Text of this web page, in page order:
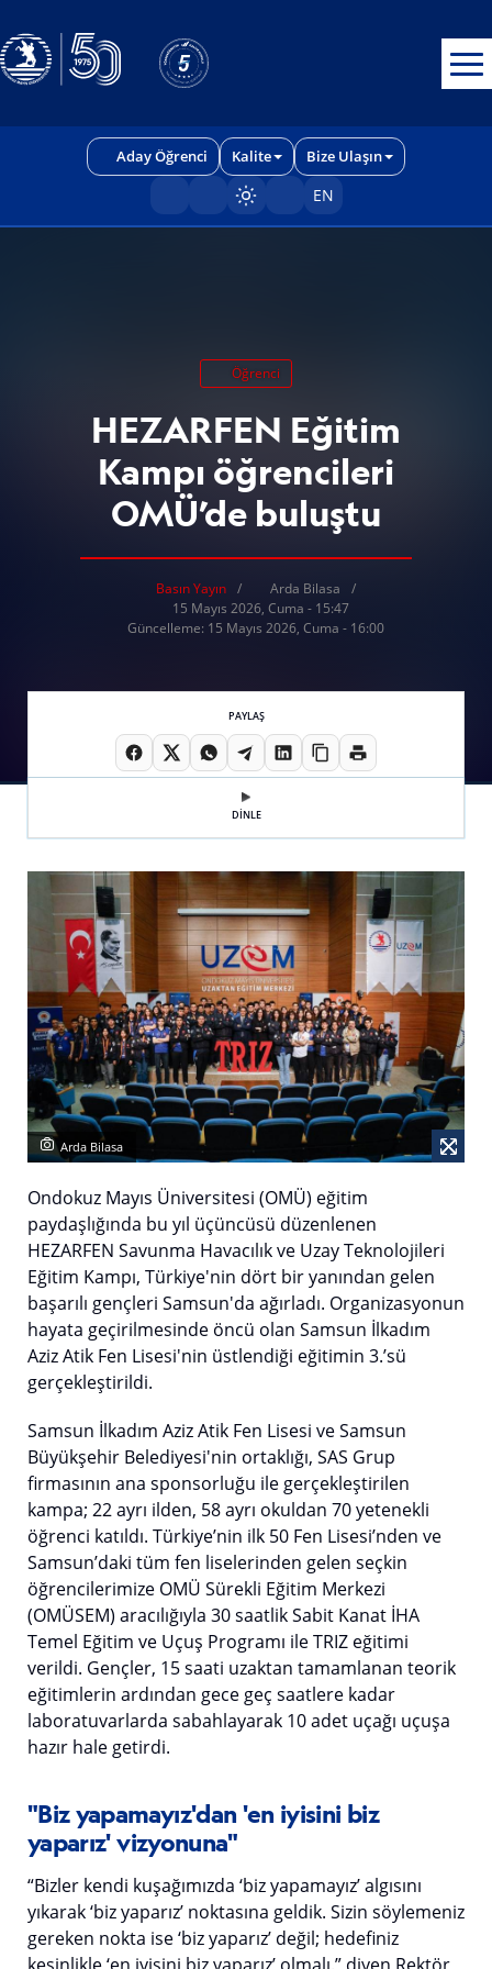
Aday Öğrenci Kalite Bize Ulaşın
Sayfayı karart/aç
EN
Öğrenci
HEZARFEN Eğitim
Kampı öğrencileri
OMÜ’de buluştu
Basın Yayın
Arda Bilasa
15 Mayıs 2026, Cuma - 15:47
Güncelleme: 15 Mayıs 2026, Cuma - 16:00
PAYLAŞ
DİNLE
Arda Bilasa
Ondokuz Mayıs Üniversitesi (OMÜ) eğitim
paydaşlığında bu yıl üçüncüsü düzenlenen
HEZARFEN Savunma Havacılık ve Uzay Teknolojileri
Eğitim Kampı, Türkiye'nin dört bir yanından gelen
başarılı gençleri Samsun'da ağırladı. Organizasyonun
hayata geçirilmesinde öncü olan Samsun İlkadım
Aziz Atik Fen Lisesi'nin üstlendiği eğitimin 3.’sü
gerçekleştirildi.
Samsun İlkadım Aziz Atik Fen Lisesi ve Samsun
Büyükşehir Belediyesi'nin ortaklığı, SAS Grup
firmasının ana sponsorluğu ile gerçekleştirilen
kampa; 22 ayrı ilden, 58 ayrı okuldan 70 yetenekli
öğrenci katıldı. Türkiye’nin ilk 50 Fen Lisesi’nden ve
Samsun’daki tüm fen liselerinden gelen seçkin
öğrencilerimize OMÜ Sürekli Eğitim Merkezi
(OMÜSEM) aracılığıyla 30 saatlik Sabit Kanat İHA
Temel Eğitim ve Uçuş Programı ile TRIZ eğitimi
verildi. Gençler, 15 saati uzaktan tamamlanan teorik
eğitimlerin ardından gece geç saatlere kadar
laboratuvarlarda sabahlayarak 10 adet uçağı uçuşa
hazır hale getirdi.
"Biz yapamayız'dan 'en iyisini biz
yaparız' vizyonuna"
“Bizler kendi kuşağımızda ‘biz yapamayız’ algısını
yıkarak ‘biz yaparız’ noktasına geldik. Sizin söylemeniz
gereken nokta ise ‘biz yaparız’ değil; hedefiniz